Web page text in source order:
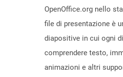
OpenOffice.org nello
file di presentazione è
diapositive in cui ogni
comprendere testo,
animazioni e altri